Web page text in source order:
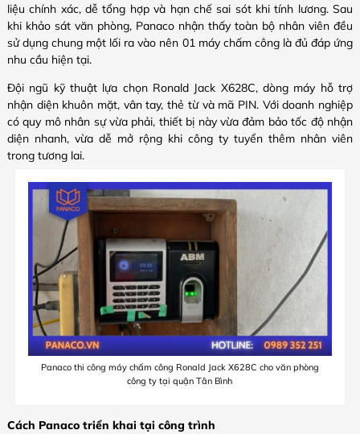
liệu chính xác, dễ tổng hợp và hạn chế sai sót khi tính lương. Sau
khi khảo sát văn phòng, Panaco nhận thấy toàn bộ nhân viên đều
sử dụng chung một lối ra vào nên 01 máy chấm công là đủ đáp ứng
nhu cầu hiện tại.
Đội ngũ kỹ thuật lựa chọn Ronald Jack X628C, dòng máy hỗ trợ
nhận diện khuôn mặt, vân tay, thẻ từ và mã PIN. Với doanh nghiệp
có quy mô nhân sự vừa phải, thiết bị này vừa đảm bảo tốc độ nhận
diện nhanh, vừa dễ mở rộng khi công ty tuyển thêm nhân viên
trong tương lai.
Panaco thi công máy chấm công Ronald Jack X628C cho văn phòng
công ty tại quận Tân Bình
Cách Panaco triển khai tại công trình